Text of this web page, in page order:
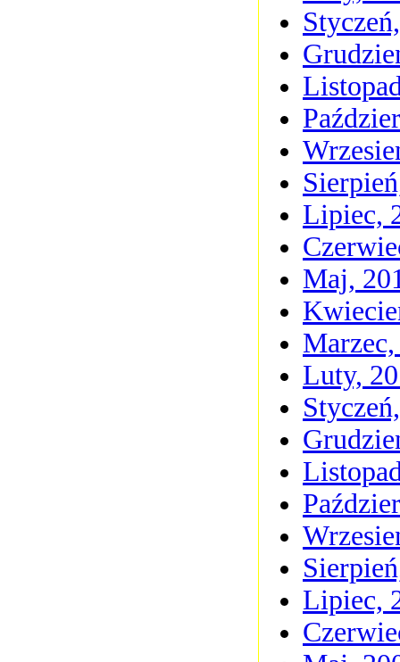
Lipiec,
Maj,
Luty,
Lipiec,